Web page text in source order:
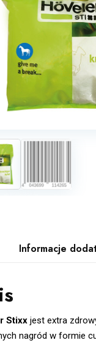
Informacje
Stixx jest extra
nagród w formie